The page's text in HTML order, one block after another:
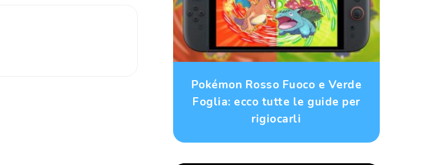
Pokémon Rosso Fuoco e Verde
Foglia: ecco tutte le guide per
rigiocarli